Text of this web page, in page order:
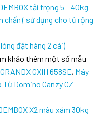
tải trọng 5 – 40kg
chấn ( sử dụng cho tủ rộng
đặt hàng 2 cái)
khảo thêm một số mẫu
GXIH 658SE, Máy
Từ Domino Canzy CZ-
X2 màu xám 30kg